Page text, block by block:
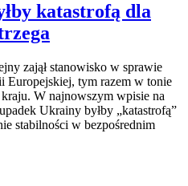
katastrofą dla
zajął stanowisko w sprawie
Europejskiej, tym razem w tonie
W najnowszym wpisie na
Ukrainy byłby „katastrofą”
stabilności w bezpośrednim